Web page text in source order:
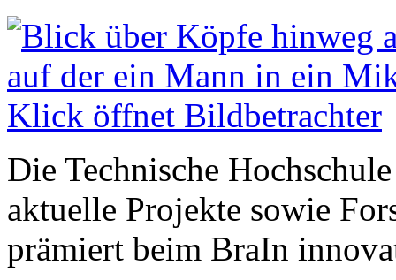
Die Technische
aktuelle Projekte sowie
prämiert beim BraIn